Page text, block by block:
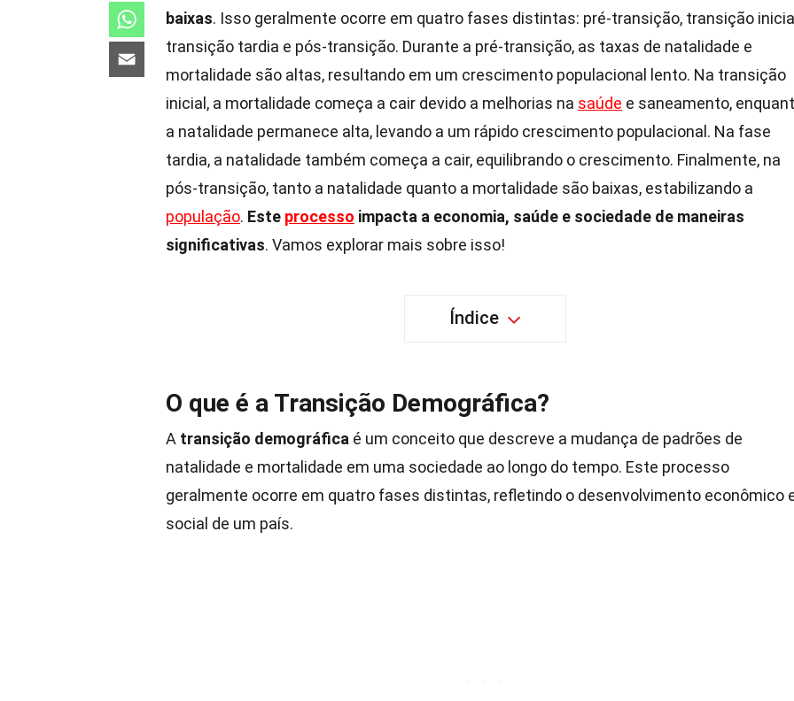
baixas. Isso geralmente ocorre em quatro fases distintas: pré-transição, transição
transição tardia e pós-transição. Durante a pré-transição, as taxas de natalidade e
mortalidade são altas, resultando em um crescimento populacional lento. Na transição
inicial, a mortalidade começa a cair devido a melhorias na saúde e saneamento,
a natalidade permanece alta, levando a um rápido crescimento populacional. Na fase
tardia, a natalidade também começa a cair, equilibrando o crescimento. Finalmente, na
pós-transição, tanto a natalidade quanto a mortalidade são baixas, estabilizando a
população. Este processo impacta a economia, saúde e sociedade de maneiras
significativas. Vamos explorar mais sobre isso!
Índice
O que é a Transição Demográfica?
A transição demográfica é um conceito que descreve a mudança de padrões de
natalidade e mortalidade em uma sociedade ao longo do tempo. Este processo
geralmente ocorre em quatro fases distintas, refletindo o desenvolvimento econômico
social de um país.